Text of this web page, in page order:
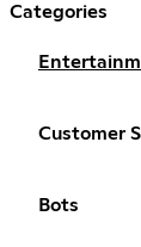
Categories
Customer
Bots